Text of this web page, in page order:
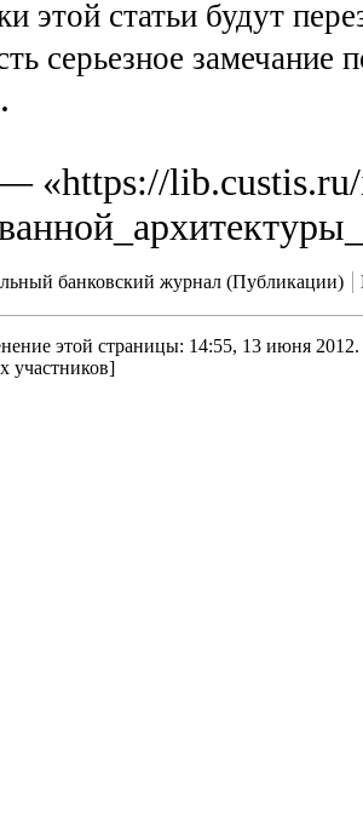
этой статьи будут
серьезное замечание
.
«https://
банковский журнал (Публикации)
этой страницы: 14:55, 13 июня 2012.
участников]